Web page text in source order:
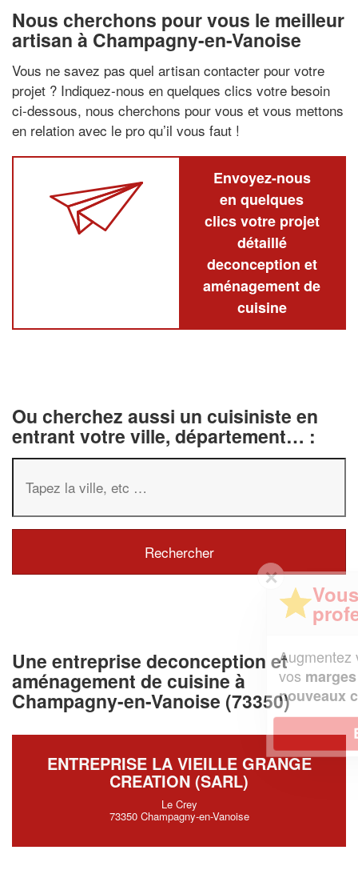
Nous cherchons pour vous le meilleur
artisan à Champagny-en-Vanoise
Vous ne savez pas quel artisan contacter pour votre
projet ? Indiquez-nous en quelques clics votre besoin
ci-dessous, nous cherchons pour vous et vous mettons
en relation avec le pro qu’il vous faut !
Envoyez-nous
en quelques
clics votre projet
détaillé
deconception et
aménagement de
cuisine
Ou cherchez aussi un cuisiniste en
entrant votre ville, département… :
Une entreprise deconception et
aménagement de cuisine à
Champagny-en-Vanoise (73350)
ENTREPRISE LA VIEILLE GRANGE
CREATION (SARL)
Le Crey
73350 Champagny-en-Vanoise
✕
professionnel ?
Augmentez votrechiffre d'affaireset
vosmargestout en gagnant de
nouveaux clients!
En savoir plus